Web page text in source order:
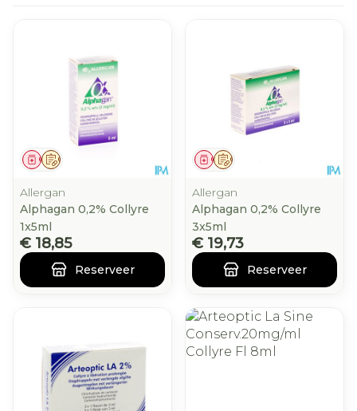
Op voorschrift
Geneesmiddel
Allergan
Alphagan 0,2% Collyre
1x5ml
€ 18,85
Reserveer
Op voorschrift
Geneesmiddel
Allergan
Alphagan 0,2% Collyre
3x5ml
€ 19,73
Reserveer